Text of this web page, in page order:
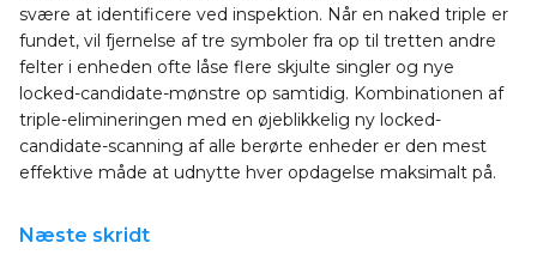
svære at identificere ved inspektion. Når en naked triple er
fundet, vil fjernelse af tre symboler fra op til tretten andre
felter i enheden ofte låse flere skjulte singler og nye
locked-candidate-mønstre op samtidig. Kombinationen af
triple-elimineringen med en øjeblikkelig ny locked-
candidate-scanning af alle berørte enheder er den mest
effektive måde at udnytte hver opdagelse maksimalt på.
Næste skridt